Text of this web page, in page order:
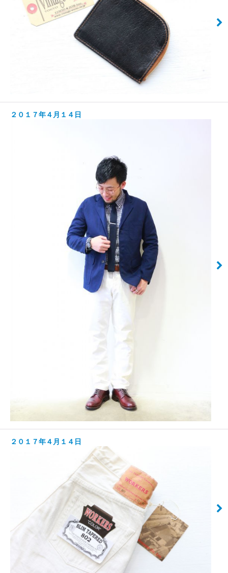
２０１７年４月１４日
２０１７年４月１４日